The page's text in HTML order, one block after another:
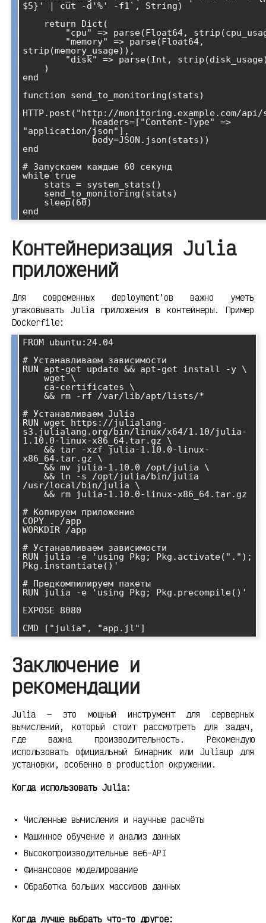
$5}' | cut -d'%' -f1`, String)
strip(memory_usage)),
end
function send_to_monitoring(stats)
HTTP.post("http://monitoring.example.com/
"application/json"],
end
# Запускаем каждые 60 секунд
while true
Контейнеризация Julia
приложений
Для современных deployment’ов важно уметь
упаковывать Julia приложения в контейнеры. Пример
Dockerfile:
FROM ubuntu:24.04
# Устанавливаем зависимости
RUN apt-get update && apt-get install -y \
# Устанавливаем Julia
RUN wget https://julialang-
s3.julialang.org/bin/linux/x64/1.10/julia-
1.10.0-linux-x86_64.tar.gz \
x86_64.tar.gz \
    && mv julia-1.10.0 /opt/julia \
/usr/local/bin/julia \
# Копируем приложение
COPY . /app
WORKDIR /app
# Устанавливаем зависимости
RUN julia -e 'using Pkg; Pkg.activate(".");
Pkg.instantiate()'
# Предкомпилируем пакеты
RUN julia -e 'using Pkg; Pkg.precompile()'
EXPOSE 8080
Заключение и
рекомендации
Julia — это мощный инструмент для серверных
вычислений, который стоит рассмотреть для задач,
где важна производительность. Рекомендую
использовать официальный бинарник или Juliaup для
установки, особенно в production окружении.
Когда использовать Julia:
Численные вычисления и научные расчёты
Машинное обучение и анализ данных
Высокопроизводительные веб-API
Финансовое моделирование
Обработка больших массивов данных
Когда лучше выбрать что-то другое: